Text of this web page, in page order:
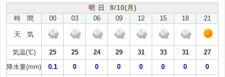
明 日 8/10(月)
時 間
00 03 06 09 12 15 18 21
天 気
気温(℃) 25 25 24 29 31 33 31
27
降水量(mm)
0.1 0 0 0 0 0 0 0